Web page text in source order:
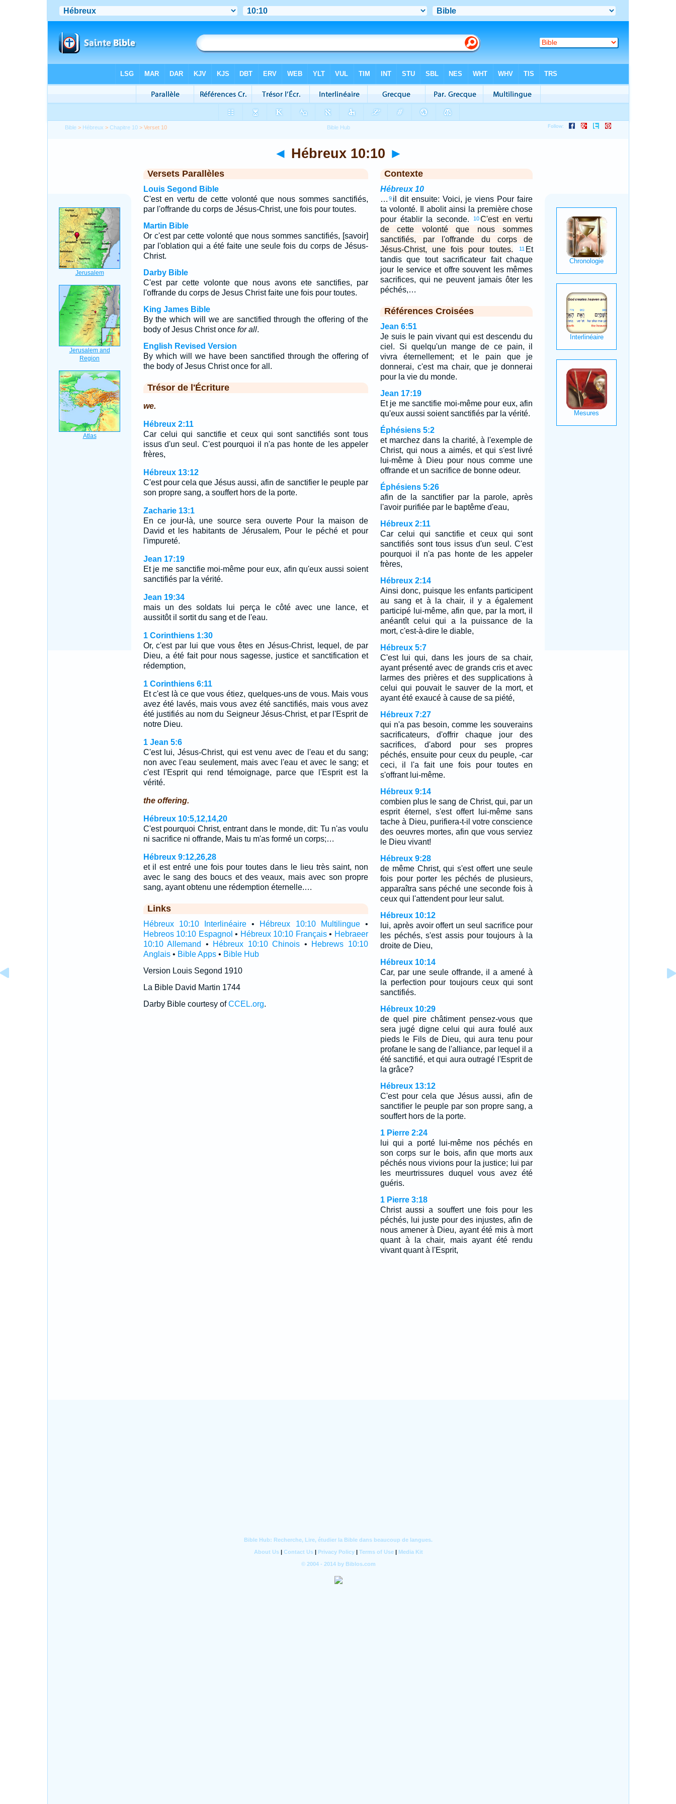
Bible > Hébreux >Chapitre 10 > Verset 10
◄ Hébreux 10:10 ►
Versets Parallèles
Louis Segond Bible
C'est en vertu de cette volonté que nous sommes sanctifiés,
par l'offrande du corps de Jésus-Christ, une fois pour toutes.
Martin Bible
Or c'est par cette volonté que nous sommes sanctifiés, [savoir]
par l'oblation qui a été faite une seule fois du corps de Jésus-
Christ.
Darby Bible
C'est par cette volonte que nous avons ete sanctifies, par
l'offrande du corps de Jesus Christ faite une fois pour toutes.
King James Bible
By the which will we are sanctified through the offering of the
body of Jesus Christ once for all.
English Revised Version
By which will we have been sanctified through the offering of
the body of Jesus Christ once for all.
Trésor de l'Écriture
we.
Hébreux 2:11
Car celui qui sanctifie et ceux qui sont sanctifiés sont tous
issus d'un seul. C'est pourquoi il n'a pas honte de les appeler
frères,
Hébreux 13:12
C'est pour cela que Jésus aussi, afin de sanctifier le peuple par
son propre sang, a souffert hors de la porte.
Zacharie 13:1
En ce jour-là, une source sera ouverte Pour la maison de
David et les habitants de Jérusalem, Pour le péché et pour
l'impureté.
Jean 17:19
Et je me sanctifie moi-même pour eux, afin qu'eux aussi soient
sanctifiés par la vérité.
Jean 19:34
mais un des soldats lui perça le côté avec une lance, et
aussitôt il sortit du sang et de l'eau.
1 Corinthiens 1:30
Or, c'est par lui que vous êtes en Jésus-Christ, lequel, de par
Dieu, a été fait pour nous sagesse, justice et sanctification et
rédemption,
1 Corinthiens 6:11
Et c'est là ce que vous étiez, quelques-uns de vous. Mais vous
avez été lavés, mais vous avez été sanctifiés, mais vous avez
été justifiés au nom du Seigneur Jésus-Christ, et par l'Esprit de
notre Dieu.
1 Jean 5:6
C'est lui, Jésus-Christ, qui est venu avec de l'eau et du sang;
non avec l'eau seulement, mais avec l'eau et avec le sang; et
c'est l'Esprit qui rend témoignage, parce que l'Esprit est la
vérité.
the offering.
Hébreux 10:5,12,14,20
C'est pourquoi Christ, entrant dans le monde, dit: Tu n'as voulu
ni sacrifice ni offrande, Mais tu m'as formé un corps;…
Hébreux 9:12,26,28
et il est entré une fois pour toutes dans le lieu très saint, non
avec le sang des boucs et des veaux, mais avec son propre
sang, ayant obtenu une rédemption éternelle.…
Links
Hébreux 10:10 Interlinéaire• Hébreux 10:10 Multilingue•
Hebreos 10:10 Espagnol • Hébreux 10:10 Français• Hebraeer
10:10 Allemand
• Hébreux 10:10 Chinois • Hebrews 10:10
Anglais• Bible Apps• Bible Hub
Version Louis Segond 1910
La Bible David Martin 1744
Darby Bible courtesy ofCCEL.org.
Contexte
Hébreux 10
… 9 il dit ensuite: Voici, je viens Pour faire
ta volonté. Il abolit ainsi la première chose
pour établir la seconde.
10C'est en vertu
de cette volonté que nous sommes
sanctifiés, par l'offrande du corps de
Jésus-Christ, une fois pour toutes.
11 Et
tandis que tout sacrificateur fait chaque
jour le service et offre souvent les mêmes
sacrifices, qui ne peuvent jamais ôter les
péchés,…
Références Croisées
Jean 6:51
Je suis le pain vivant qui est descendu du
ciel. Si quelqu'un mange de ce pain, il
vivra éternellement; et le pain que je
donnerai, c'est ma chair, que je donnerai
pour la vie du monde.
Jean 17:19
Et je me sanctifie moi-même pour eux, afin
qu'eux aussi soient sanctifiés par la vérité.
Éphésiens 5:2
et marchez dans la charité, à l'exemple de
Christ, qui nous a aimés, et qui s'est livré
lui-même à Dieu pour nous comme une
offrande et un sacrifice de bonne odeur.
Éphésiens 5:26
afin de la sanctifier par la parole, après
l'avoir purifiée par le baptême d'eau,
Hébreux 2:11
Car celui qui sanctifie et ceux qui sont
sanctifiés sont tous issus d'un seul. C'est
pourquoi il n'a pas honte de les appeler
frères,
Hébreux 2:14
Ainsi donc, puisque les enfants participent
au sang et à la chair, il y a également
participé lui-même, afin que, par la mort, il
anéantît celui qui a la puissance de la
mort, c'est-à-dire le diable,
Hébreux 5:7
C'est lui qui, dans les jours de sa chair,
ayant présenté avec de grands cris et avec
larmes des prières et des supplications à
celui qui pouvait le sauver de la mort, et
ayant été exaucé à cause de sa piété,
Hébreux 7:27
qui n'a pas besoin, comme les souverains
sacrificateurs, d'offrir chaque jour des
sacrifices, d'abord pour ses propres
péchés, ensuite pour ceux du peuple, -car
ceci, il l'a fait une fois pour toutes en
s'offrant lui-même.
Hébreux 9:14
combien plus le sang de Christ, qui, par un
esprit éternel, s'est offert lui-même sans
tache à Dieu, purifiera-t-il votre conscience
des oeuvres mortes, afin que vous serviez
le Dieu vivant!
Hébreux 9:28
de même Christ, qui s'est offert une seule
fois pour porter les péchés de plusieurs,
apparaîtra sans péché une seconde fois à
ceux qui l'attendent pour leur salut.
Hébreux 10:12
lui, après avoir offert un seul sacrifice pour
les péchés, s'est assis pour toujours à la
droite de Dieu,
Hébreux 10:14
Car, par une seule offrande, il a amené à
la perfection pour toujours ceux qui sont
sanctifiés.
Hébreux 10:29
de quel pire châtiment pensez-vous que
sera jugé digne celui qui aura foulé aux
pieds le Fils de Dieu, qui aura tenu pour
profane le sang de l'alliance, par lequel il a
été sanctifié, et qui aura outragé l'Esprit de
la grâce?
Hébreux 13:12
C'est pour cela que Jésus aussi, afin de
sanctifier le peuple par son propre sang, a
souffert hors de la porte.
1 Pierre 2:24
lui qui a porté lui-même nos péchés en
son corps sur le bois, afin que morts aux
péchés nous vivions pour la justice; lui par
les meurtrissures duquel vous avez été
guéris.
1 Pierre 3:18
Christ aussi a souffert une fois pour les
péchés, lui juste pour des injustes, afin de
nous amener à Dieu, ayant été mis à mort
quant à la chair, mais ayant été rendu
vivant quant à l'Esprit,